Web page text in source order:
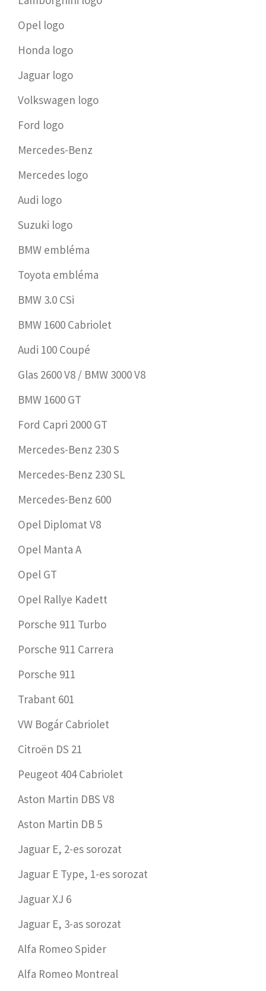
Opel logo
Honda logo
Jaguar logo
Volkswagen logo
Ford logo
Mercedes-Benz
Mercedes logo
Audi logo
Suzuki logo
BMW embléma
Toyota embléma
BMW 3.0 CSi
BMW 1600 Cabriolet
Audi 100 Coupé
Glas 2600 V8 / BMW 3000 V8
BMW 1600 GT
Ford Capri 2000 GT
Mercedes-Benz 230 S
Mercedes-Benz 230 SL
Mercedes-Benz 600
Opel Diplomat V8
Opel Manta A
Opel GT
Opel Rallye Kadett
Porsche 911 Turbo
Porsche 911 Carrera
Porsche 911
Trabant 601
VW Bogár Cabriolet
Citroën DS 21
Peugeot 404 Cabriolet
Aston Martin DBS V8
Aston Martin DB 5
Jaguar E, 2-es sorozat
Jaguar E Type, 1-es sorozat
Jaguar XJ 6
Jaguar E, 3-as sorozat
Alfa Romeo Spider
Alfa Romeo Montreal